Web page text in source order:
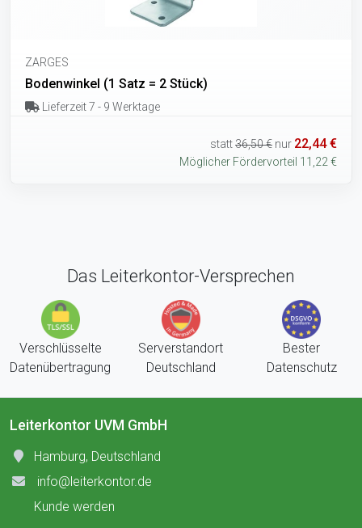
ZARGES
Bodenwinkel (1 Satz = 2 Stück)
Lieferzeit 7 - 9 Werktage
statt36,50 € nur 22,44 €
Möglicher Fördervorteil 11,22 €
Das Leiterkontor-Versprechen
Verschlüsselte
Datenübertragung
Serverstandort
Deutschland
Bester
Datenschutz
Leiterkontor UVM GmbH
Hamburg, Deutschland
info@leiterkontor.de
Kunde werden